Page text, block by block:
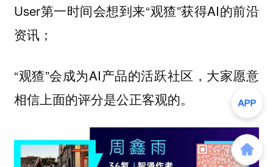
User第一时间会想到来“观猹”获得AI的前沿
资讯；
“观猹”会成为AI产品的活跃社区，大家愿意
相信上面的评分是公正客观的。